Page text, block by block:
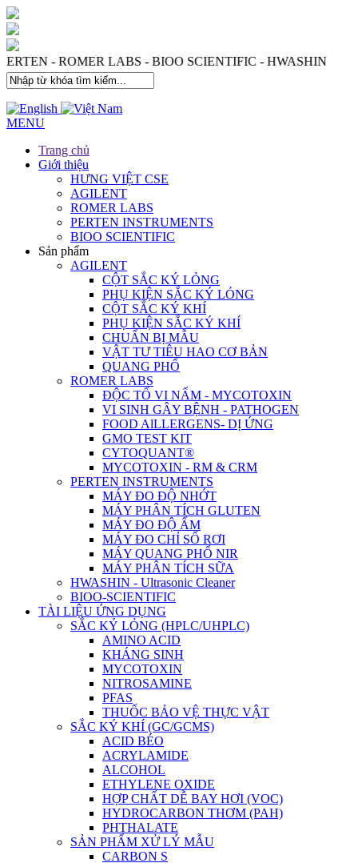
- ROMER LABS - BIOO SCIENTIFIC - HWASHIN
MENU
Trang chủ
Giới thiệu
HƯNG VIỆT CSE
AGILENT
ROMER LABS
PERTEN INSTRUMENTS
BIOO SCIENTIFIC
Sản phẩm
AGILENT
CỘT SẮC KÝ LỎNG
PHỤ KIỆN SẮC KÝ LỎNG
CỘT SẮC KÝ KHÍ
PHỤ KIỆN SẮC KÝ KHÍ
CHUẨN BỊ MẪU
VẬT TƯ TIÊU HAO CƠ BẢN
QUANG PHỔ
ROMER LABS
ĐỘC TỐ VI NẤM - MYCOTOXIN
VI SINH GÂY BỆNH - PATHOGEN
FOOD AlLLERGENS- DỊ ỨNG
GMO TEST KIT
CYTOQUANT®
MYCOTOXIN - RM & CRM
PERTEN INSTRUMENTS
MÁY ĐO ĐỘ NHỚT
MÁY PHÂN TÍCH GLUTEN
MÁY ĐO ĐỘ ẨM
MÁY ĐO CHỈ SỐ RƠI
MÁY QUANG PHỔ NIR
MÁY PHÂN TÍCH SỮA
HWASHIN - Ultrasonic Cleaner
BIOO-SCIENTIFIC
TÀI LIỆU ỨNG DỤNG
SẮC KÝ LỎNG (HPLC/UHPLC)
AMINO ACID
KHÁNG SINH
MYCOTOXIN
NITROSAMINE
PFAS
THUỐC BẢO VỆ THỰC VẬT
SẮC KÝ KHÍ (GC/GCMS)
ACID BÉO
ACRYLAMIDE
ALCOHOL
ETHYLENE OXIDE
HỢP CHẤT DỄ BAY HƠI (VOC)
HYDROCARBON THƠM (PAH)
PHTHALATE
SẢN PHẨM XỬ LÝ MẪU
CARBON S